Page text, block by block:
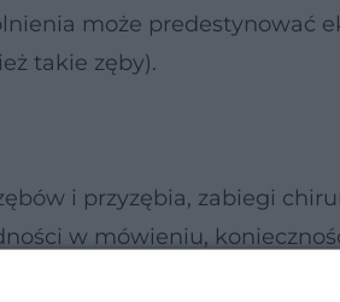
może predestynować
takie zęby).
i przyzębia, zabiegi
w mówieniu,
pojazdów.